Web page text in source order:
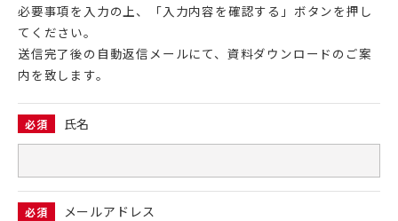
バリアフリー施工事例
介護保険事業「らく介」
空き家・空き室の活用
必要事項を⼊⼒の上、「⼊⼒内容を確認する」ボタンを押し
てください。
送信完了後の⾃動返信メールにて、資料ダウンロードのご案
内を致します。
必須 氏名
必須 メールアドレス